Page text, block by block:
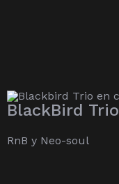
BlackBird Trio
RnB y Neo-soul